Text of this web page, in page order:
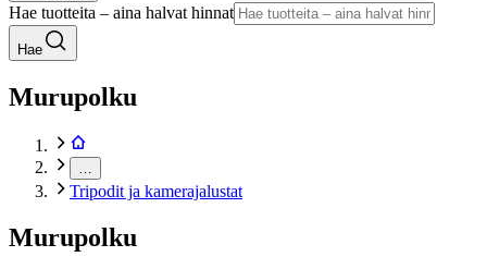
Hae tuotteita – aina halvat hinnat
Hae
Murupolku
Tripodit ja kamerajalustat
Murupolku